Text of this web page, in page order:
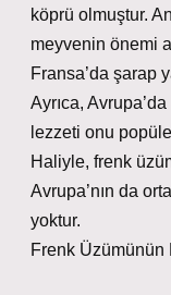
köprü olmuştur.
meyvenin önemi
Fransa’da şarap
Ayrıca,
lezzeti onu
Haliyle, frenk
Avrupa’nın da
yoktur.
Frenk